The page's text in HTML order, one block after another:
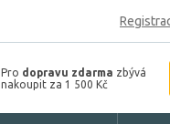
Pro dopravu zdarma zbývá
nakoupit za 1 500 Kč